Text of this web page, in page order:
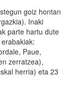
goiz hontan
Inaki
parte hartu dute
Paue,
zerratzea),
herria) eta 23